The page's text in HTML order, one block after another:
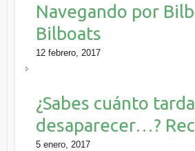
Navegando por
Bilboats
12 febrero, 2017
¿Sabes cuánto
desaparecer…?
5 enero, 2017